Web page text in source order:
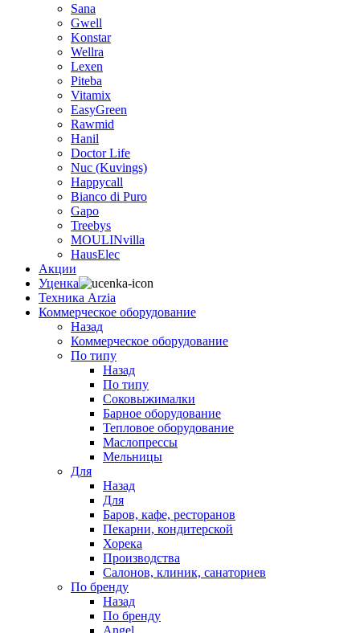
Sana
Gwell
Konstar
Wellra
Lexen
Piteba
Vitamix
EasyGreen
Rawmid
Hanil
Doctor Life
Nuc (Kuvings)
Happycall
Bianco di Puro
Gapo
Treebys
MOULINvilla
HausElec
Акции
Уценка
Техника Arzia
Коммерческое оборудование
Назад
Коммерческое оборудование
По типу
Назад
По типу
Соковыжималки
Барное оборудование
Тепловое оборудование
Маслопрессы
Мельницы
Для
Назад
Для
Баров, кафе, ресторанов
Пекарни, кондитерской
Хорека
Производства
Салонов, клиник, санаториев
По бренду
Назад
По бренду
Angel